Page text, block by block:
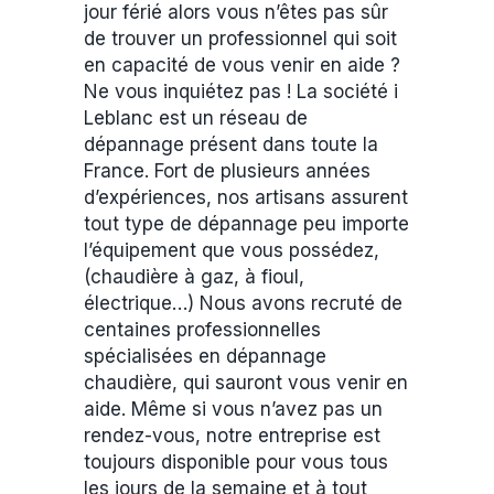
jour férié alors vous n’êtes pas sûr
de trouver un professionnel qui soit
en capacité de vous venir en aide ?
Ne vous inquiétez pas ! La société i
Leblanc est un réseau de
dépannage présent dans toute la
France. Fort de plusieurs années
d’expériences, nos artisans assurent
tout type de dépannage peu importe
l’équipement que vous possédez,
(chaudière à gaz, à fioul,
électrique…) Nous avons recruté de
centaines professionnelles
spécialisées en dépannage
chaudière, qui sauront vous venir en
aide. Même si vous n’avez pas un
rendez-vous, notre entreprise est
toujours disponible pour vous tous
les jours de la semaine et à tout